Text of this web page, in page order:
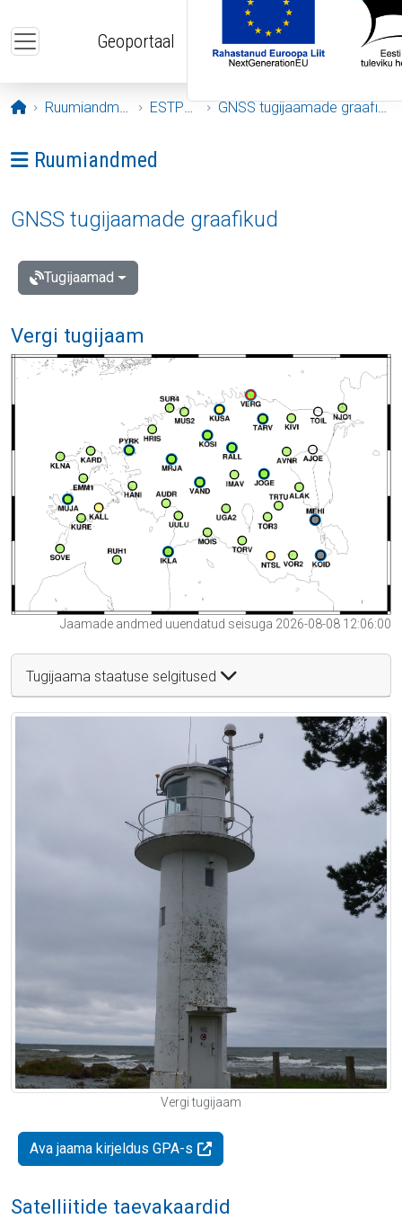
Geoportaal
Avaleht
Ruumiandmed ESTPOS GNSS tugijaamade graafikud
Ava menüü: Ruumiandmed
Ruumiandmed
GNSS tugijaamade graafikud
Tugijaamad
Vergi tugijaam
Jaamade andmed uuendatud seisuga 2026-08-08 12:06:00
Tugijaama staatuse selgitused
Vergi tugijaam
Ava jaama kirjeldus GPA-s
Satelliitide taevakaardid